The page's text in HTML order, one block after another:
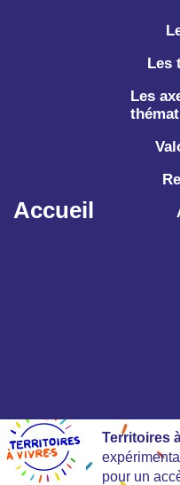
Aller au contenu
Accueil
Les
Les
Territoires
pour un